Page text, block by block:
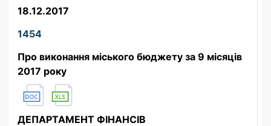
18.12.2017
1454
Про виконання міського бюджету за 9 місяців
2017 року
ДЕПАРТАМЕНТ ФІНАНСІВ